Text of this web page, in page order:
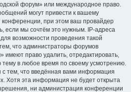
форум» или международное право.
могут привести к вашему
при этом ваш провайдер
если мы сочтём это нужным. IP-адреса
возможности проведения такой
что администраторы форумов
имеют право удалить, отредактировать,
в любое время по своему усмотрению.
с тем, что введённая вами информация
Хотя эта информация не будет открыта
ни администрация конференции